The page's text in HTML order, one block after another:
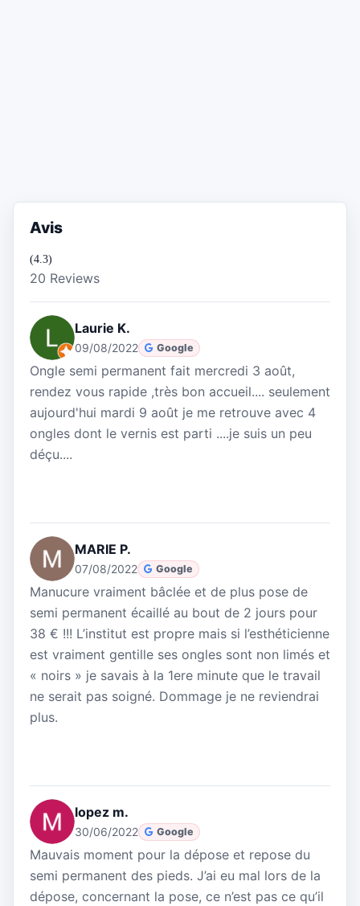
Avis
(4.3)
20 Reviews
Laurie K.
09/08/2022 Google
Ongle semi permanent fait mercredi 3 août,
rendez vous rapide ,très bon accueil.... seulement
aujourd'hui mardi 9 août je me retrouve avec 4
ongles dont le vernis est parti ....je suis un peu
déçu....
MARIE P.
07/08/2022 Google
Manucure vraiment bâclée et de plus pose de
semi permanent écaillé au bout de 2 jours pour
38 € !!! L’institut est propre mais si l’esthéticienne
est vraiment gentille ses ongles sont non limés et
« noirs » je savais à la 1ere minute que le travail
ne serait pas soigné. Dommage je ne reviendrai
plus.
lopez m.
30/06/2022 Google
Mauvais moment pour la dépose et repose du
semi permanent des pieds. J’ai eu mal lors de la
dépose, concernant la pose, ce n’est pas ce qu’il